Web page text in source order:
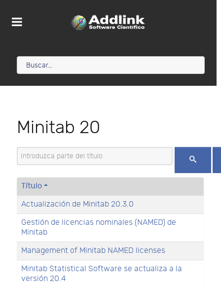
Minitab 20
Introduzca parte del título
Título
Actualización de Minitab 20.3.0
Gestión de licencias nominales (NAMED) de
Minitab
Management of Minitab NAMED licenses
Minitab Statistical Software se actualiza a la
versión 20.4